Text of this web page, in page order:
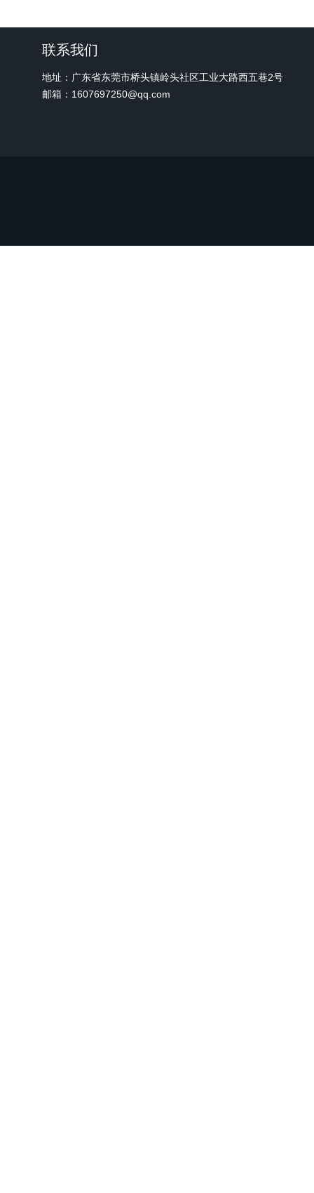
联系我们
地址：广东省东莞市桥头镇岭头社区工业大路西五巷2号
邮箱：1607697250@qq.com